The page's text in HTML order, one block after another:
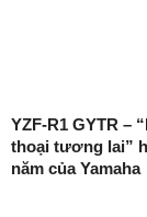
YZF-R1 GYTR –
thoại tương lai”
năm của Yamaha